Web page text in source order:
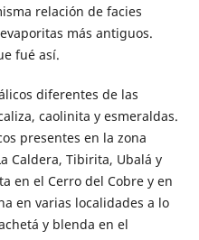
relación de facies
más antiguos.
fué así.
diferentes de las
caolinita y esmeraldas.
presentes en la zona
Caldera, Tibirita, Ubalá y
en el Cerro del Cobre y en
en varias localidades a lo
y blenda en el